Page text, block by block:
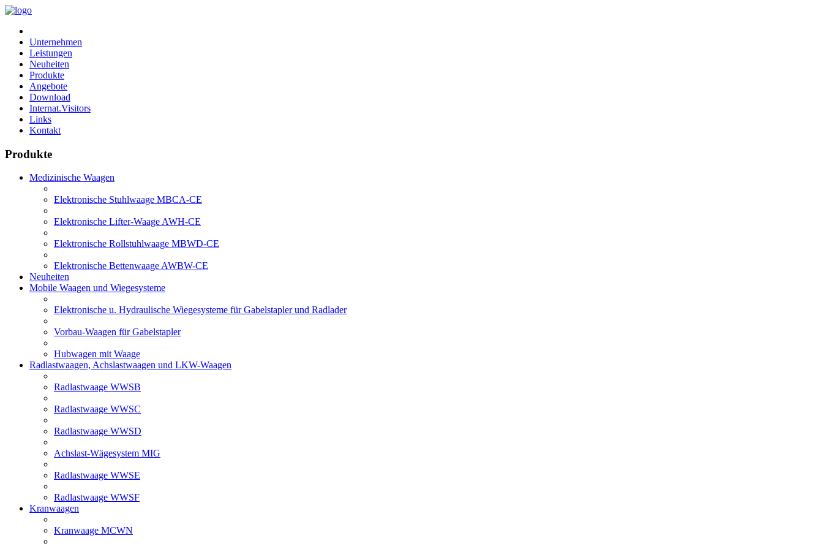
Unternehmen
Leistungen
Neuheiten
Produkte
Angebote
Download
Internat.Visitors
Links
Kontakt
Produkte
Medizinische Waagen
Elektronische Stuhlwaage MBCA-CE
Elektronische Lifter-Waage AWH-CE
Elektronische Rollstuhlwaage MBWD-CE
Elektronische Bettenwaage AWBW-CE
Neuheiten
Mobile Waagen und Wiegesysteme
Elektronische u. Hydraulische Wiegesysteme für Gabelstapler und Radlader
Vorbau-Waagen für Gabelstapler
Hubwagen mit Waage
Radlastwaagen, Achslastwaagen und LKW-Waagen
Radlastwaage WWSB
Radlastwaage WWSC
Radlastwaage WWSD
Achslast-Wägesystem MIG
Radlastwaage WWSE
Radlastwaage WWSF
Kranwaagen
Kranwaage MCWN